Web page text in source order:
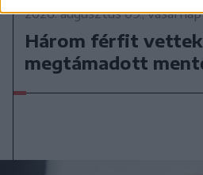
2026. augusztus 09., vasárnap
Három férfit
megtámadott